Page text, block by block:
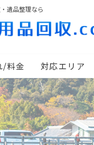
遺品整理なら
/料金 対応エリア